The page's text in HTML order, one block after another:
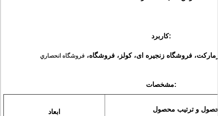
کاربرد:
فروشگاه زنجیره ای، کولز، فروشگاه، فروشگاه انحصاري
مشخصات:
ابعاد و ترتیب محصول